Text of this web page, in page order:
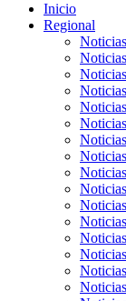
Inicio
Regional